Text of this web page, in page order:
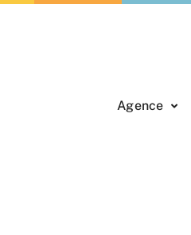
Agence